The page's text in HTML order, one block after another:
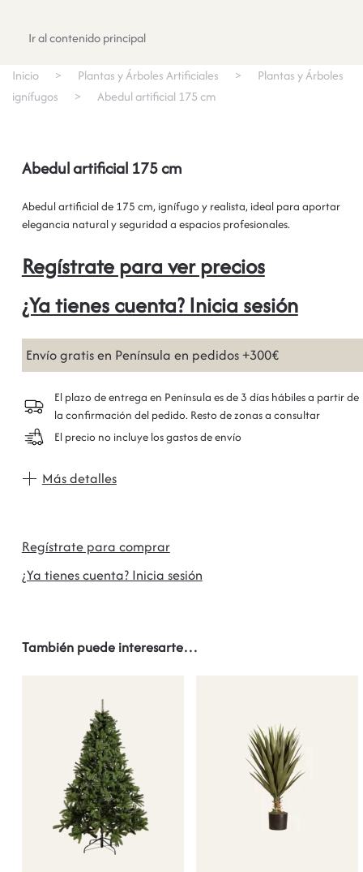
Ir al contenido principal
Inicio Plantas y Árboles Artificiales
Plantas y Árboles
ignífugos
Abedul artificial 175 cm
Abedul artificial 175 cm
Abedul artificial de 175 cm, ignífugo y realista, ideal para aportar
elegancia natural y seguridad a espacios profesionales.
Regístrate para ver precios
¿Ya tienes cuenta? Inicia sesión
Envío gratis en Península en pedidos +300€
El plazo de entrega en Península es de 3 días hábiles a partir de
la confirmación del pedido. Resto de zonas a consultar
El precio no incluye los gastos de envío
Más detalles
Regístrate para comprar
¿Ya tienes cuenta? Inicia sesión
También puede interesarte…